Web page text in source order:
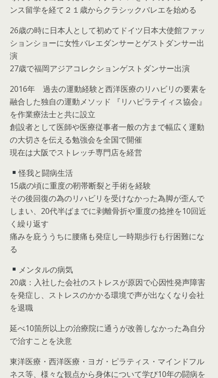
ンス留学を経て２１歳からクラシックバレエを始める
26歳の時に日本人として初めてドイツ日本大使館ファッ
ションショーに女性バレエダンサーとゲストダンサー出
演
27歳で福岡アジアコレクションゲストダンサー出演
2016年 過去の運動経験と西洋医療のリハビリの要素を
融合した独自の運動メソッド 『リハピラテイィス協会』
を作業療法士と共に設立
創設者として医師や医療従事者一般の方まで幅広く運動
の大切さを伝える勉強会を全国で開催
現在は大阪でストレッチ専門店を経営
怪我と闘病生活
15歳の頃に重度の靭帯断裂と手術を経験
その後回復の為のリハビリを受けなかった為脚が歪んで
しまい、20代半ばまでに剥離骨折や重度の捻挫を10回近
く繰り返す
痛みを庇ううちに腰痛も発症し一時期歩行も行困難にな
る
メンタルの病気
20歳：入社した会社のストレスが原因で心因性発声障害
を発症し、ストレスのかかる環境で声が出なくなり会社
を退職
延べ10箇所以上の治療院に通うが改善しなかった為自分
で治すことを決意
東洋医療・西洋医療・ヨガ・ピラティス・マインドフル
ネス等、様々な観点から身体について学び10年の闘病を